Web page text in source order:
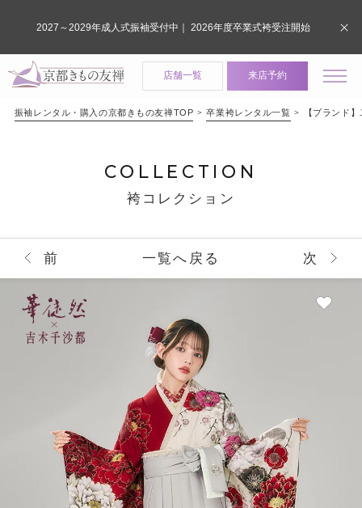
店舗一覧 来店予約
振袖レンタル・購入の京都きもの友禅TOP 卒業袴レンタル一覧 【ブランド
COLLECTION
袴コレクション
前 一覧へ戻る 次
2027～2029年成人式振袖受付中｜ 2026年度卒業式袴受注開始